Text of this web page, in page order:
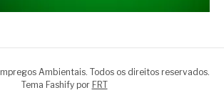
Ambientais. Todos os direitos reservados.
Tema Fashify por FRT